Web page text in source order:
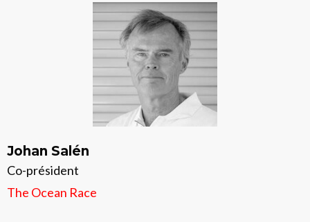
Johan Salén
Co-président
The Ocean Race